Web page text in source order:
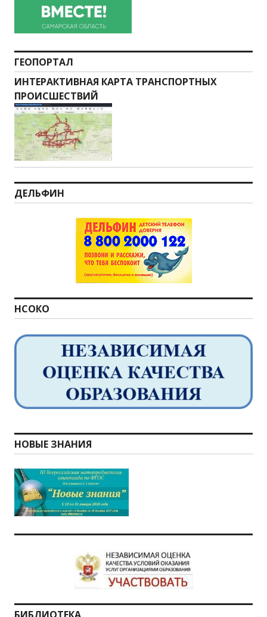
ГЕОПОРТАЛ
ИНТЕРАКТИВНАЯ КАРТА ТРАНСПОРТНЫХ
ПРОИСШЕСТВИЙ
ДЕЛЬФИН
НСОКО
НОВЫЕ ЗНАНИЯ